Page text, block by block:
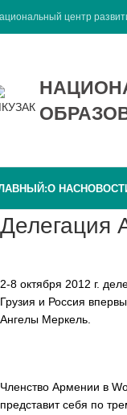
центр
О НАС
2-8 октября 2012 г.
Грузия и Россия
Ангелы Меркель.
Членство Армении в
представит себя по